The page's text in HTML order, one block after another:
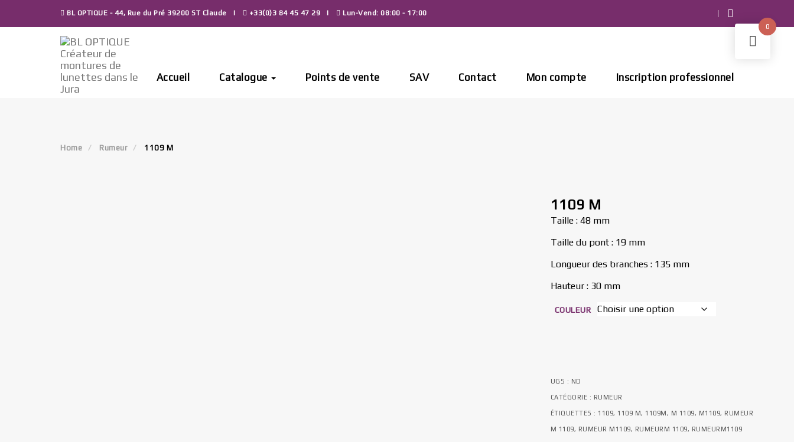
BL OPTIQUE - 44, Rue du Pré 39200 ST Claude +33(0)3 84 45 47 29 Lun-Vend: 08:00 - 17:00
Accueil Catalogue Points de vente SAV Contact Mon compte Inscription professionnel
Home Rumeur 1109 M
1109 M
Taille : 48 mm
Taille du pont : 19 mm
Longueur des branches : 135 mm
Hauteur : 30 mm
COULEUR
UGS : ND
CATÉGORIE : RUMEUR
ÉTIQUETTES : 1109, 1109 M, 1109M , M 1109, M1109, RUMEUR
M 1109, RUMEUR M1109, RUMEURM 1109, RUMEURM1109
0